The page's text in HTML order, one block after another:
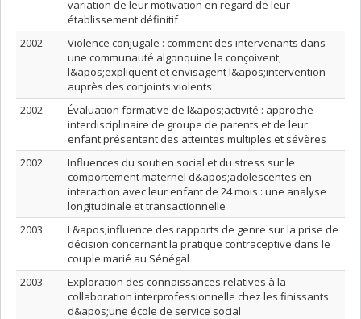
variation de leur motivation en regard de leur
établissement définitif
2002
Violence conjugale : comment des intervenants dans
une communauté algonquine la conçoivent,
l&apos;expliquent et envisagent l&apos;intervention
auprès des conjoints violents
2002
Évaluation formative de l&apos;activité : approche
interdisciplinaire de groupe de parents et de leur
enfant présentant des atteintes multiples et sévères
2002
Influences du soutien social et du stress sur le
comportement maternel d&apos;adolescentes en
interaction avec leur enfant de 24 mois : une analyse
longitudinale et transactionnelle
2003
L&apos;influence des rapports de genre sur la prise de
décision concernant la pratique contraceptive dans le
couple marié au Sénégal
2003
Exploration des connaissances relatives à la
collaboration interprofessionnelle chez les finissants
d&apos;une école de service social